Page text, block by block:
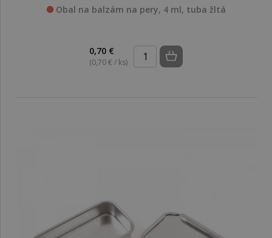
Obal na balzám na pery, 4 ml, tuba žltá
0,70 €
(0,70 € / ks)